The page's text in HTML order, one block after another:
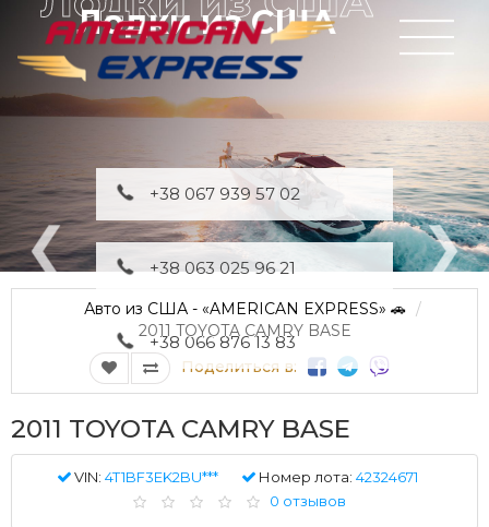
Лодки из США
+38 067 939 57 02
+38 063 025 96 21
+38 066 876 13 83
Авто из США - «AMERICAN EXPRESS» 🚗
2011 TOYOTA CAMRY BASE
Поделиться в:
2011 TOYOTA CAMRY BASE
VIN: 4T1BF3EK2BU*** Номер лота: 42324671
0 отзывов